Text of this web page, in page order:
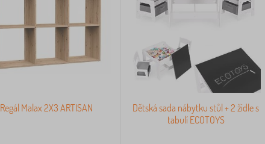
Regál Malax 2X3 ARTISAN
Dětská sada nábytku stůl + 2 židle s
tabulí ECOTOYS